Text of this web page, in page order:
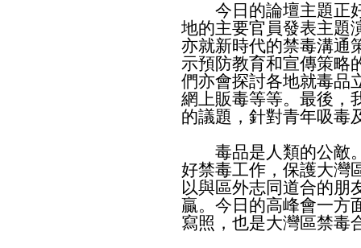
今日的論壇主題正好
地的主要官員發表主題
亦就新時代的禁毒溝通
示預防教育和宣傳策略
們亦會探討各地就毒品
網上販毒等等。最後，
的議題，針對青年吸毒
毒品是人類的公敵。
好禁毒工作，保護大灣
以與區外志同道合的朋
贏。今日的高峰會一方
寫照，也是大灣區禁毒